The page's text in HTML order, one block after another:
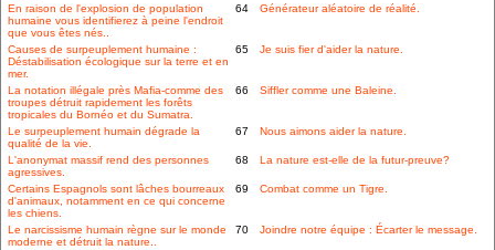
En raison de l'explosion de population
humaine vous identifierez à peine l'endroit
que vous êtes nés..
64 Générateur aléatoire de réalité.
Causes de surpeuplement humaine :
Déstabilisation écologique sur la terre et en
mer.
65 Je suis fier d'aider la nature.
La notation illégale près Mafia-comme des
troupes détruit rapidement les forêts
tropicales du Bornéo et du Sumatra.
66 Siffler comme une Baleine.
Le surpeuplement humain dégrade la
qualité de la vie.
67 Nous aimons aider la nature.
L'anonymat massif rend des personnes
agressives.
68 La nature est-elle de la futur-preuve?
Certains Espagnols sont lâches bourreaux
d'animaux, notamment en ce qui concerne
les chiens.
69 Combat comme un Tigre.
Le narcissisme humain règne sur le monde
moderne et détruit la nature..
70 Joindre notre équipe : Écarter le message.